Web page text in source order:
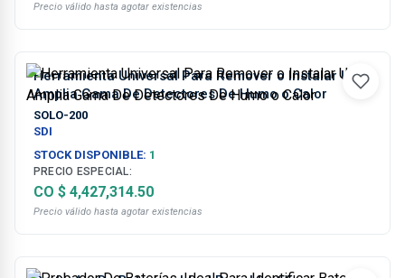
Precio válido hasta agotar existencias
Herramienta Universal Para Remover o Instalar Una
Amplia Gama De Detectores De Humo o Calor
SOLO-200
SDI
STOCK DISPONIBLE: 1
PRECIO ESPECIAL:
CO $ 4,427,314.50
Precio válido hasta agotar existencias